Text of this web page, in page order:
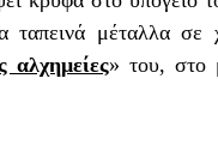
ταπεινά μέταλλα σε
αλχημείες» του, στο